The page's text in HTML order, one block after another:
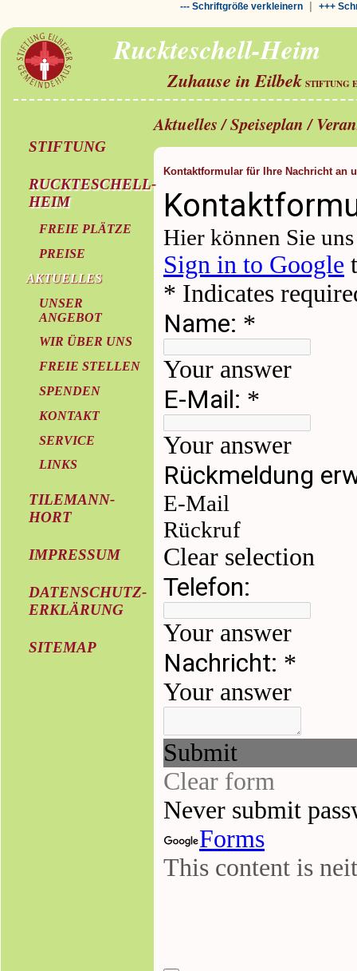
--- Schriftgröße verkleinern| +++
Ruckteschell-Heim
Zuhause in Eilbek STIFTUNG
STIFTUNG
RUCKTESCHELL-
HEIM
FREIE PLÄTZE
PREISE
AKTUELLES
UNSER
ANGEBOT
WIR ÜBER UNS
FREIE STELLEN
SPENDEN
KONTAKT
SERVICE
LINKS
TILEMANN-
HORT
IMPRESSUM
DATENSCHUTZ-
ERKLÄRUNG
SITEMAP
Aktuelles / Speiseplan /
Kontaktformular für Ihre Nachricht an